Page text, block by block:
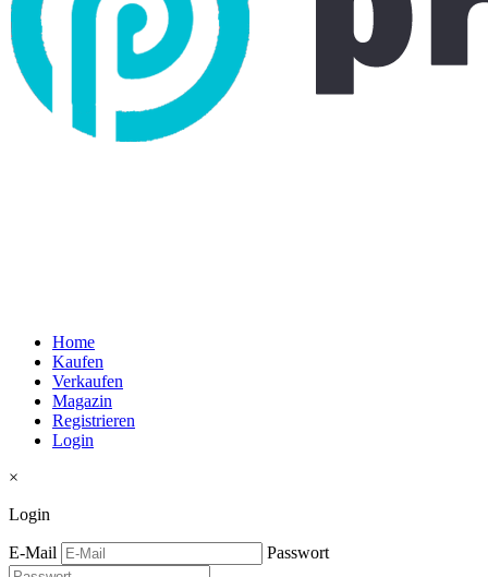
Home
Kaufen
Verkaufen
Magazin
Registrieren
Login
×
Login
E-Mail Passwort